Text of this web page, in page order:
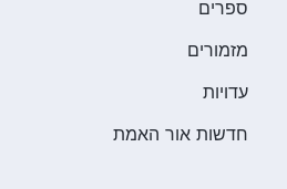
ספרים
מזמורים
עדויות
חדשות אור האמת